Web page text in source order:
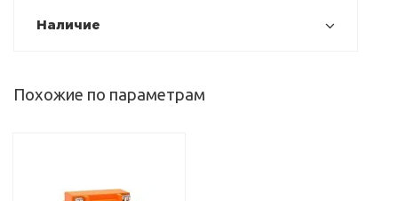
Наличие
Похожие по параметрам